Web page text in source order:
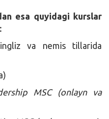
esa quyidagi kurslar
va nemis tillarida
MSC (onlayn va